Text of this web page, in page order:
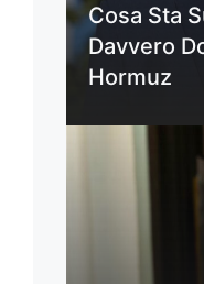
Cosa Sta
Davvero
Hormuz